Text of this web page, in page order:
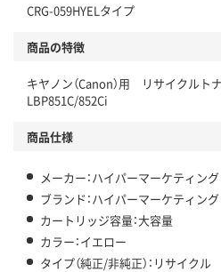
CRG-059HYELタイプ
商品の特徴
キヤノン（Canon）用 リサイクルト
LBP851C/852Ci
商品仕様
メーカー：ハイパーマーケティング
ブランド：ハイパーマーケティング
カートリッジ容量：大容量
カラー：イエロー
タイプ（純正/非純正）：リサイクル